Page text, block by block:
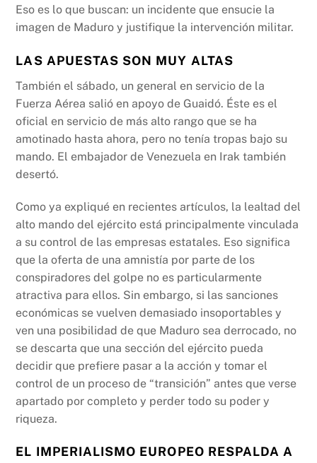
Eso es lo que buscan: un incidente que ensucie la
imagen de Maduro y justifique la intervención militar.
LAS APUESTAS SON MUY ALTAS
También el sábado, un general en servicio de la
Fuerza Aérea salió en apoyo de Guaidó. Éste es el
oficial en servicio de más alto rango que se ha
amotinado hasta ahora, pero no tenía tropas bajo su
mando. El embajador de Venezuela en Irak también
desertó.
Como ya expliqué en recientes artículos, la lealtad del
alto mando del ejército está principalmente vinculada
a su control de las empresas estatales. Eso significa
que la oferta de una amnistía por parte de los
conspiradores del golpe no es particularmente
atractiva para ellos. Sin embargo, si las sanciones
económicas se vuelven demasiado insoportables y
ven una posibilidad de que Maduro sea derrocado, no
se descarta que una sección del ejército pueda
decidir que prefiere pasar a la acción y tomar el
control de un proceso de “transición” antes que verse
apartado por completo y perder todo su poder y
riqueza.
EL IMPERIALISMO EUROPEO RESPALDA A